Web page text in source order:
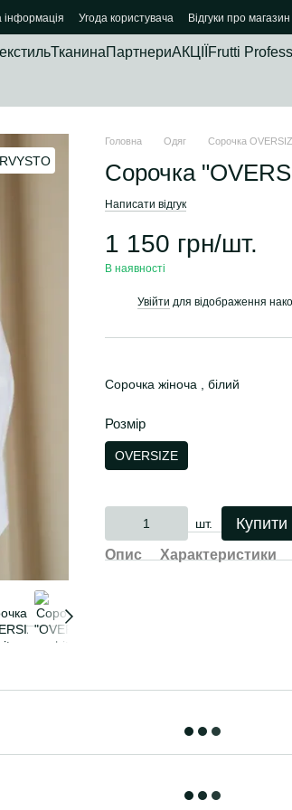
інформація Угода користувача Відгуки про магазин
ТканинаПартнериАКЦІЇ Frutti
Головна Одяг Сорочка
Сорочка
Написати відгук
1 150 грн/шт.
В наявності
Увійти для відображення
Сорочка жіноча , білий
Розмір
OVERSIZE
шт. Купити
Опис Характеристики